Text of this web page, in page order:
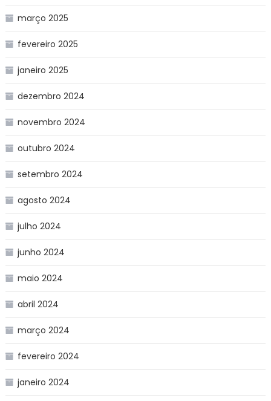
março 2025
fevereiro 2025
janeiro 2025
dezembro 2024
novembro 2024
outubro 2024
setembro 2024
agosto 2024
julho 2024
junho 2024
maio 2024
abril 2024
março 2024
fevereiro 2024
janeiro 2024